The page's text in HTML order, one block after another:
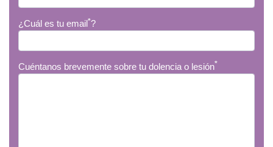
¿Cuál es tu email *?
Cuéntanos brevemente sobre tu dolencia o lesión*